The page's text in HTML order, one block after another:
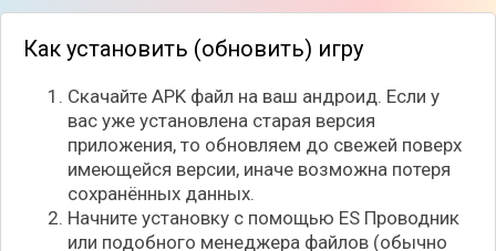
В первую очередь необходимо заняться
помещением, где будут проходить все основные
работы. Примерочные должны быть удобно
расставлены, касса не занимать много места,
вешалки всегда под рукой, чтобы покупатели могу
сразу посмотреть на доступные фасоны. Чем
выше популярность магазина, тем больше затрат
требуется на расширение помещения. А вместе с
этим снова и снова придется менять интерьер
помещения и его общий декор.
Как установить (обновить) игру
Скачайте APK файл на ваш андроид. Если у
вас уже установлена старая версия
приложения, то обновляем до свежей поверх
имеющейся версии, иначе возможна потеря
сохранённых данных.
Начните установку с помощью ES Проводник
или подобного менеджера файлов (обычно